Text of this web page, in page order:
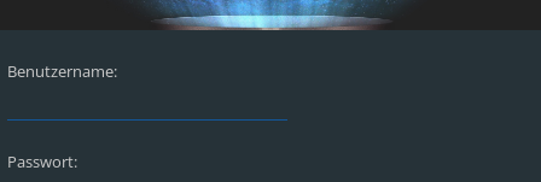
Benutzername:
Passwort: